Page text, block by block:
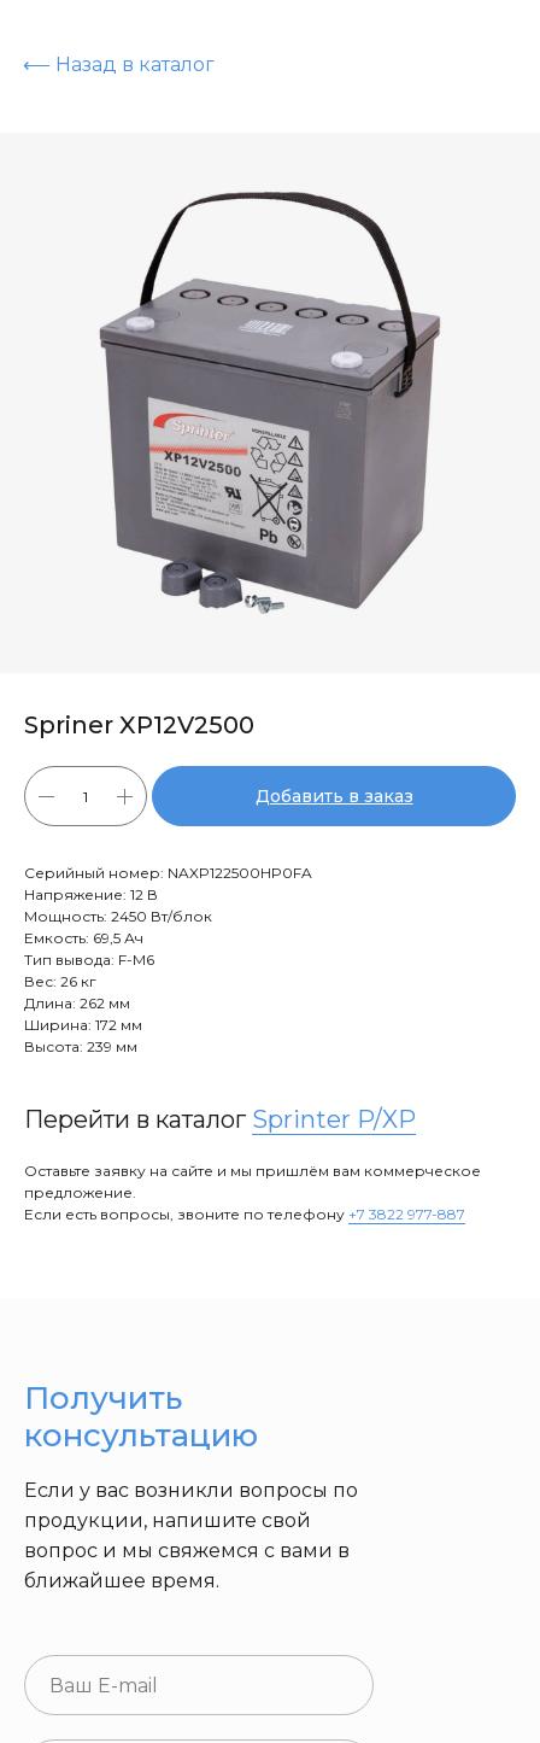
⟵ Назад в каталог
Spriner XP12V2500
Добавить в заказ
Серийный номер: NAXP122500HP0FA
Напряжение: 12 В
Мощность: 2450 Вт/блок
Емкость: 69,5 Ач
Тип вывода: F-M6
Вес: 26 кг
Длина: 262 мм
Ширина: 172 мм
Высота: 239 мм
Перейти в каталог Sprinter P/XP
Оставьте заявку на сайте и мы пришлём вам коммерческое
предложение.
Если есть вопросы, звоните по телефону +7 3822 977-887
Если у вас возникли вопросы по
продукции, напишите свой
вопрос и мы свяжемся с вами в
ближайшее время.
Получить
консультацию